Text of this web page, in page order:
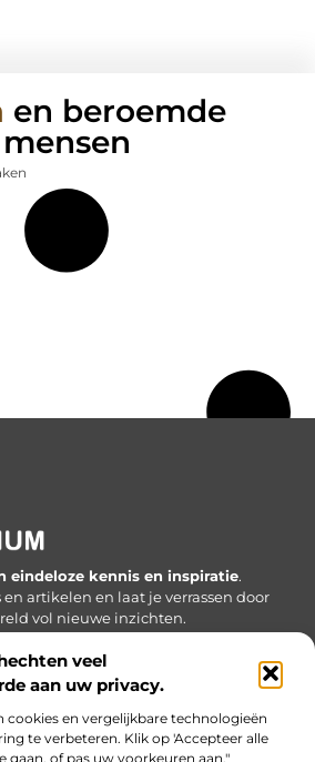
veel
aan uw privacy.
cookies en vergelijkbare technologieën
te verbeteren. Klik op 'Accepteer alle
gaan, of pas uw voorkeuren aan."
en beroemde
mensen
eindeloze kennis en inspiratie.
artikelen en laat je verrassen door
vol nieuwe inzichten.